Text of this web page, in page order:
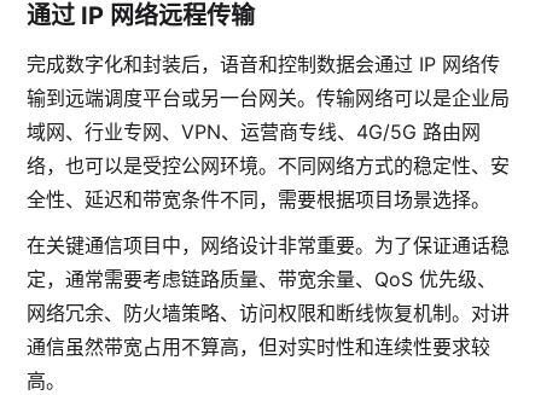
通过 IP 网络远程传输
完成数字化和封装后，语音和控制数据会通过 IP 网络传
输到远端调度平台或另一台网关。传输网络可以是企业局
域网、行业专网、VPN、运营商专线、4G/5G 路由网
络，也可以是受控公网环境。不同网络方式的稳定性、安
全性、延迟和带宽条件不同，需要根据项目场景选择。
在关键通信项目中，网络设计非常重要。为了保证通话稳
定，通常需要考虑链路质量、带宽余量、QoS 优先级、
网络冗余、防火墙策略、访问权限和断线恢复机制。对讲
通信虽然带宽占用不算高，但对实时性和连续性要求较
高。